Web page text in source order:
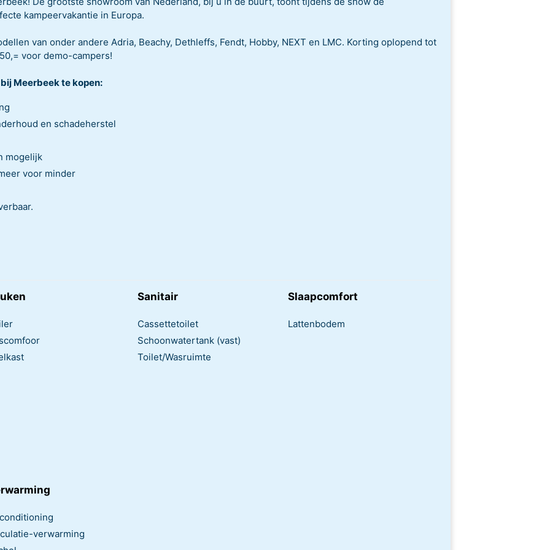
kampeervakantie in Europa.
van onder andere Adria, Beachy, Dethleffs, Fendt, Hobby, NEXT en LMC. Korting oplopend tot
voor demo-campers!
Meerbeek te kopen:
en schadeherstel
mogelijk
voor minder
Sanitair
Cassettetoilet
Schoonwatertank (vast)
Toilet/Wasruimte
Slaapcomfort
Lattenbodem
verwarming